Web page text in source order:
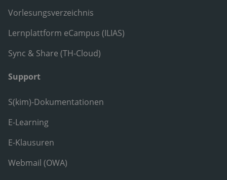
Vorlesungsverzeichnis
Lernplattform eCampus (ILIAS)
Sync & Share (TH-Cloud)
Support
S(kim)-Dokumentationen
E-Learning
E-Klausuren
Webmail (OWA)